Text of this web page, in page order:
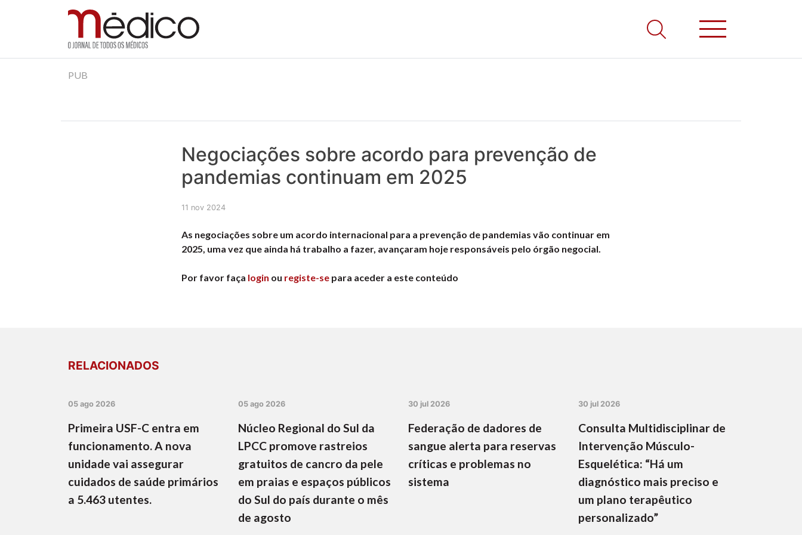
Jornal Médico
Médico – O Jornal de Todos os Médicos. Onde as notícias realmente contam! Tudo o que se passa na Saúde!
PUB
Negociações sobre acordo para prevenção de
pandemias continuam em 2025
11 nov 2024
As negociações sobre um acordo internacional para a prevenção de pandemias vão continuar em
2025, uma vez que ainda há trabalho a fazer, avançaram hoje responsáveis pelo órgão negocial.
Por favor faça login ou registe-se para aceder a este conteúdo
RELACIONADOS
05 ago 2026
Primeira USF-C entra em
funcionamento. A nova
unidade vai assegurar
cuidados de saúde primários
a 5.463 utentes.
05 ago 2026
Núcleo Regional do Sul da
LPCC promove rastreios
gratuitos de cancro da pele
em praias e espaços públicos
do Sul do país durante o mês
de agosto
30 jul 2026
Federação de dadores de
sangue alerta para reservas
críticas e problemas no
sistema
30 jul 2026
Consulta Multidisciplinar de
Intervenção Músculo-
Esquelética: “Há um
diagnóstico mais preciso e
um plano terapêutico
personalizado”